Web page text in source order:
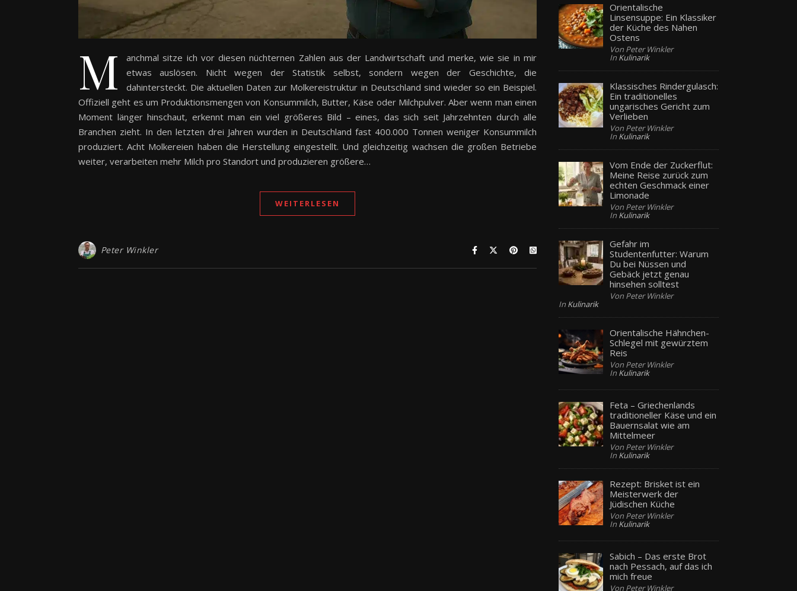
M
anchmal sitze ich vor diesen nüchternen Zahlen aus der Landwirtschaft und merke, wie sie in mir
etwas auslösen. Nicht wegen der Statistik selbst, sondern wegen der Geschichte, die
dahintersteckt. Die aktuellen Daten zur Molkereistruktur in Deutschland sind wieder so ein Beispiel.
Offiziell geht es um Produktionsmengen von Konsummilch, Butter, Käse oder Milchpulver. Aber wenn man einen
Moment länger hinschaut, erkennt man ein viel größeres Bild – eines, das sich seit Jahrzehnten durch alle
Branchen zieht. In den letzten drei Jahren wurden in Deutschland fast 400.000 Tonnen weniger Konsummilch
produziert. Acht Molkereien haben die Herstellung eingestellt. Und gleichzeitig wachsen die großen Betriebe
weiter, verarbeiten mehr Milch pro Standort und produzieren größere…
WEITERLESEN
Peter Winkler
Orientalische
Linsensuppe: Ein Klassiker
der Küche des Nahen
Ostens
Von Peter Winkler
In Kulinarik
Klassisches Rindergulasch:
Ein traditionelles
ungarisches Gericht zum
Verlieben
Von Peter Winkler
In Kulinarik
Vom Ende der Zuckerflut:
Meine Reise zurück zum
echten Geschmack einer
Limonade
Von Peter Winkler
In Kulinarik
Gefahr im
Studentenfutter: Warum
Du bei Nüssen und
Gebäck jetzt genau
hinsehen solltest
Von Peter Winkler
In Kulinarik
Orientalische Hähnchen-
Schlegel mit gewürztem
Reis
Von Peter Winkler
In Kulinarik
Feta – Griechenlands
traditioneller Käse und ein
Bauernsalat wie am
Mittelmeer
Von Peter Winkler
In Kulinarik
Rezept: Brisket ist ein
Meisterwerk der
Jüdischen Küche
Von Peter Winkler
In Kulinarik
Sabich – Das erste Brot
nach Pessach, auf das ich
mich freue
Von Peter Winkler